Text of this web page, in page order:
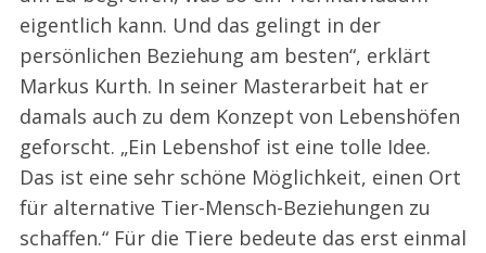
eigentlich kann. Und das gelingt in der
persönlichen Beziehung am besten“, erklärt
Markus Kurth. In seiner Masterarbeit hat er
damals auch zu dem Konzept von Lebenshöfen
geforscht. „Ein Lebenshof ist eine tolle Idee.
Das ist eine sehr schöne Möglichkeit, einen Ort
für alternative Tier-Mensch-Beziehungen zu
schaffen.“ Für die Tiere bedeute das erst einmal